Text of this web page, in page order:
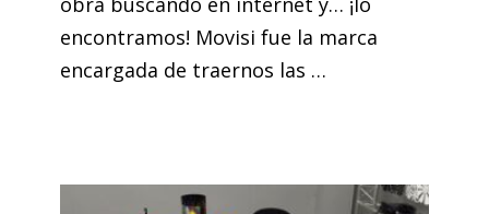
encontramos! Movisi fue la marca
encargada de traernos las …